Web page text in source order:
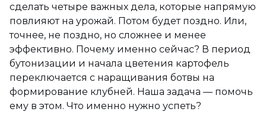
сделать четыре важных дела, которые напрямую
повлияют на урожай. Потом будет поздно. Или,
точнее, не поздно, но сложнее и менее
эффективно. Почему именно сейчас? В период
бутонизации и начала цветения картофель
переключается с наращивания ботвы на
формирование клубней. Наша задача — помочь
ему в этом. Что именно нужно успеть?